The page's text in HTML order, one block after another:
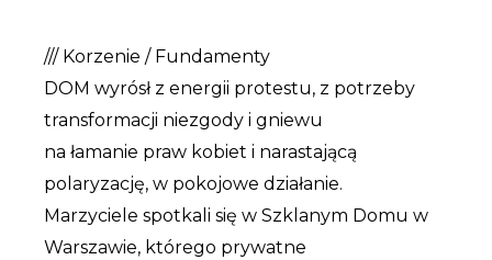
/// Korzenie / Fundamenty
DOM wyrósł z energii protestu, z potrzeby
transformacji niezgody i gniewu
na łamanie praw kobiet i narastającą
polaryzację, w pokojowe działanie.
Marzyciele spotkali się w Szklanym Domu w
Warszawie, którego prywatne